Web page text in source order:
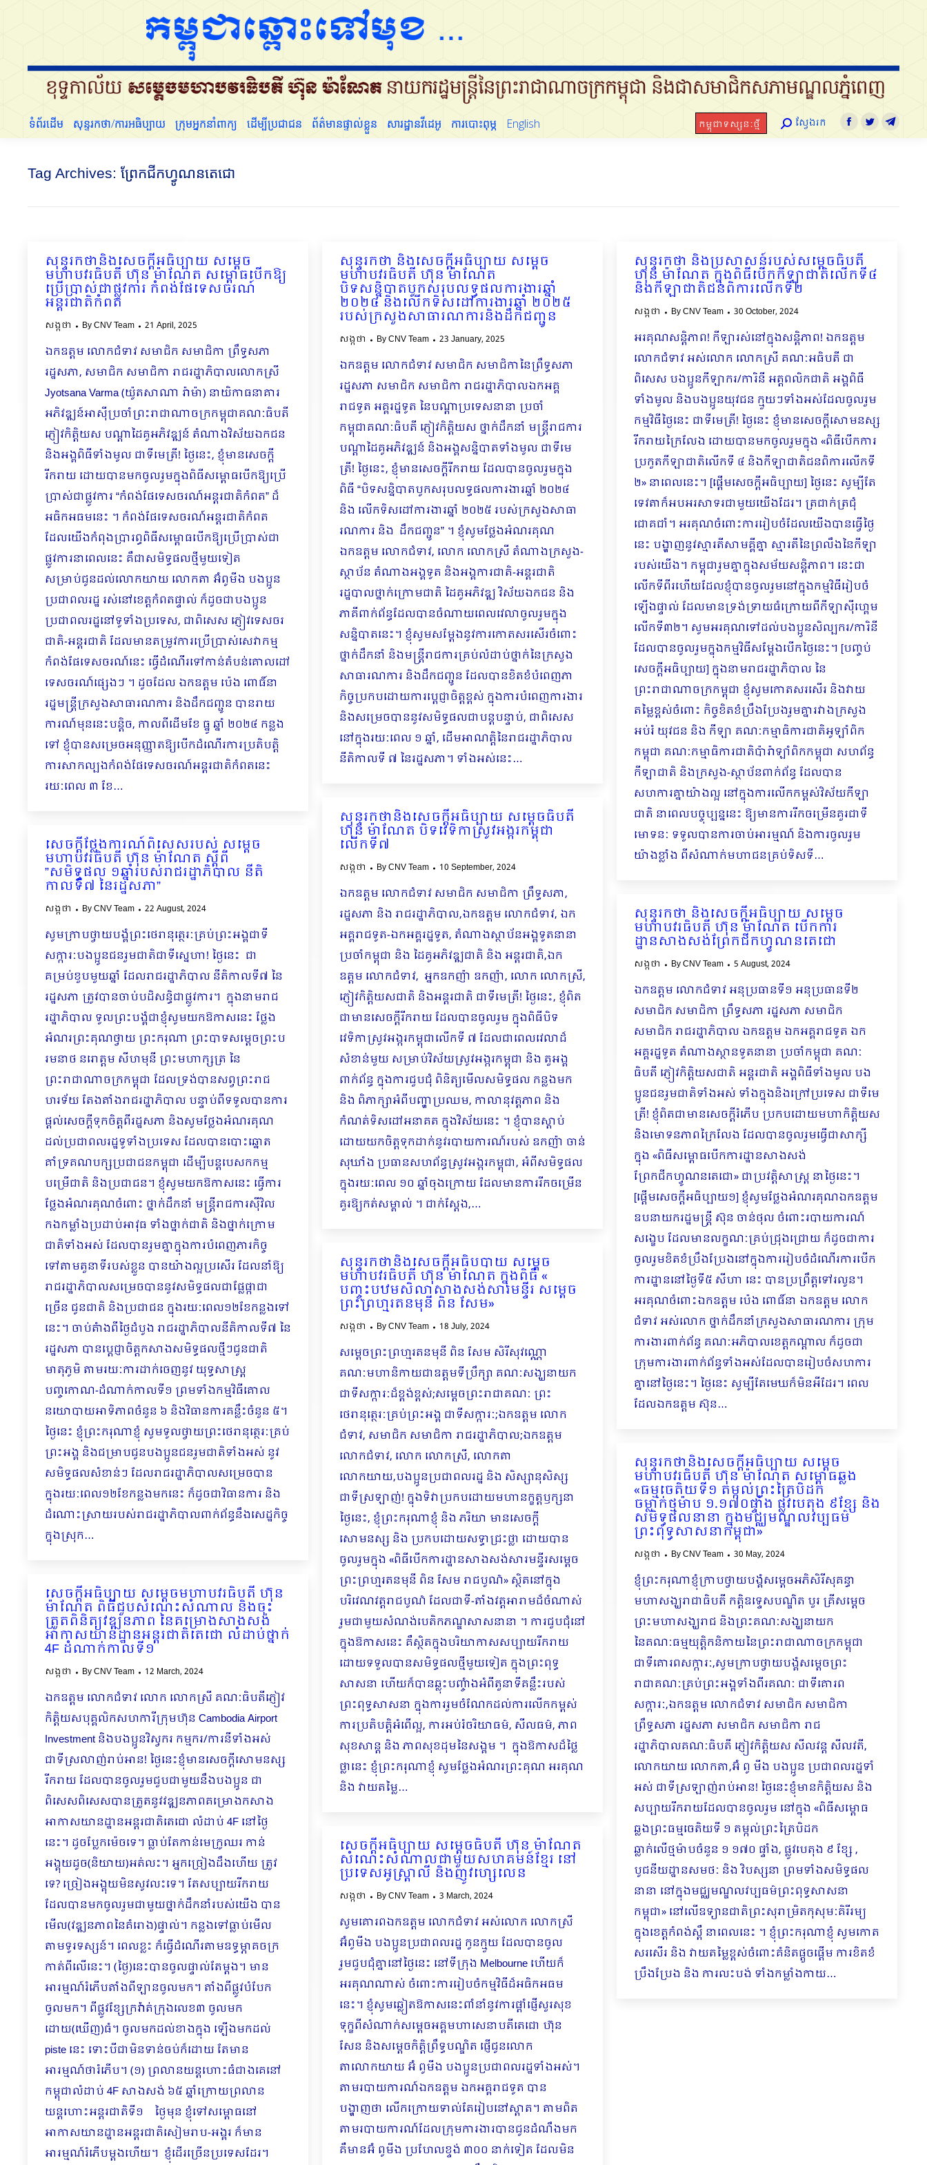
ទំព័រដើម សុន្ទរកថា/ការអធិប្បាយ ក្រុមអ្នកនាំពាក្យ ដើម្បីប្រជាជន ព័ត៌មានផ្ទាល់ខ្លួន សារដ្ឋានវីដេអូ ការបោះពុម្ភ English កម្ពុជាទស្សនៈថ្មី Search:
ស្វែងរក Facebook
Twitter
Tag Archives: ព្រែកជីកហ្វូណនតេជោ
សុន្ទរកថានិងសេចក្ដីអធិប្បាយ សម្ដេច
មហាបវរធិបតី ហ៊ុន ម៉ាណែត សម្ពោធបើកឱ្យ
ប្រើប្រាស់ជាផ្លូវការ កំពង់ផែទេសចរណ៍
អន្តរជាតិកំពត
សង្កថា ByCNV Team 21 April, 2025
ឯកឧត្តម លោកជំទាវ សមាជិក សមាជិកា ព្រឹទ្ធសភា
រដ្ឋសភា, សមាជិក សមាជិកា រាជរដ្ឋាភិបាលលោកស្រី
Jyotsana Varma (យ៉ូតសាណា រ៉ាម៉ា) នាយិកាធនាគារ
អភិវឌ្ឍន៍អាស៊ីប្រចាំព្រះរាជាណាចក្រកម្ពុជាគណៈធិបតី
ភ្ញៀវកិត្តិយស បណ្ដាដៃគូអភិវឌ្ឍន៍ តំណាងវិស័យឯកជន
និងអង្គពិធីទាំងមូល ជាទីមេត្រី! ថ្ងៃនេះ, ខ្ញុំមានសេចក្ដី
រីករាយ ដោយបានមកចូលរួមក្នុងពិធីសម្ពោធបើកឱ្យប្រើ
ប្រាស់ជាផ្លូវការ “កំពង់ផែទេសចរណ៍អន្តរជាតិកំពត” ដ៏
អធិកអធមនេះ ។ កំពង់ផែទេសចរណ៍អន្តរជាតិកំពត
ដែលយើងកំពុងប្រារព្ធពិធីសម្ពោធបើកឱ្យប្រើប្រាស់ជា
ផ្លូវការនាពេលនេះ គឺជាសមិទ្ធផលថ្មីមួយទៀត
សម្រាប់ជូនដល់លោកយាយ លោកតា អ៊ំពូមីង បងប្អូន
ប្រជាពលរដ្ឋ រស់នៅខេត្តកំពតផ្ទាល់ ក៏ដូចជាបងប្អូន
ប្រជាពលរដ្ឋនៅទូទាំងប្រទេស, ជាពិសេស ភ្ញៀវទេសចរ
ជាតិ-អន្តរជាតិ ដែលមានតម្រូវការប្រើប្រាស់សេវាកម្ម
កំពង់ផែទេសចរណ៍នេះ ធ្វើដំណើរទៅកាន់តំបន់គោលដៅ
ទេសចរណ៍ផ្សេងៗ ។ ដូចដែល ឯកឧត្តម ប៉េង ពោធិ៍នា
រដ្ឋមន្ត្រីក្រសួងសាធារណការ និងដឹកជញ្ជូន បានរាយ
ការណ៍មុននេះបន្តិច, កាលពីដើមខែ ធ្នូ ឆ្នាំ ២០២៤ កន្លង
ទៅ ខ្ញុំបានសម្រេចអនុញ្ញាតឱ្យបើកដំណើរការប្រតិបត្តិ
ការសាកល្បងកំពង់ផែទេសចរណ៍អន្តរជាតិកំពតនេះ
រយៈពេល ៣ ខែ…
សុន្ទរកថា និងសេចក្ដីអធិប្បាយ សម្ដេច
មហាបវរធិបតី ហ៊ុន ម៉ាណែត
បិទសន្និបាតបូកសរុបលទ្ធផលការងារឆ្នាំ
២០២៤ និងលើកទិសដៅការងារឆ្នាំ ២០២៥
របស់ក្រសួងសាធារណការនិងដឹកជញ្ជូន
សង្កថា ByCNV Team 23 January, 2025
ឯកឧត្តម លោកជំទាវ សមាជិក សមាជិកានៃព្រឹទ្ធសភា
រដ្ឋសភា សមាជិក សមាជិកា រាជរដ្ឋាភិបាលឯកអគ្គ
រាជទូត អគ្គរដ្ឋទូត នៃបណ្ដាប្រទេសនានា ប្រចាំ
កម្ពុជាគណៈធិបតី ភ្ញៀវកិត្តិយស ថ្នាក់ដឹកនាំ មន្រ្តីរាជការ
បណ្ដាដៃគូអភិវឌ្ឍន៍ និងអង្គសន្និបាតទាំងមូល ជាទីមេ
ត្រី! ថ្ងៃនេះ, ខ្ញុំមានសេចក្ដីរីករាយ ដែលបានចូលរួមក្នុង
ពិធី “បិទសន្និបាតបូកសរុបលទ្ធផលការងារឆ្នាំ ២០២៤
និង លើកទិសដៅការងារឆ្នាំ ២០២៥ របស់ក្រសួងសាធា
រណការ និង ដឹកជញ្ជូន” ។ ខ្ញុំសូមថ្លែងអំណរគុណ
ឯកឧត្ដម លោកជំទាវ, លោក លោកស្រី តំណាងក្រសួង-
ស្ថាប័ន តំណាងអង្គទូត និងអង្គការជាតិ-អន្តរជាតិ
រដ្ឋបាលថ្នាក់ក្រោមជាតិ ដៃគូអភិវឌ្ឍ វិស័យឯកជន និង
ភាគីពាក់ព័ន្ធដែលបានចំណាយពេលវេលាចូលរួមក្នុង
សន្និបាតនេះ។ ខ្ញុំសូមសម្ដែងនូវការកោតសរសើរចំពោះ
ថ្នាក់ដឹកនាំ និងមន្ត្រីរាជការគ្រប់លំដាប់ថ្នាក់នៃក្រសួង
សាធារណការ និងដឹកជញ្ជូន ដែលបានខិតខំបំពេញភា
កិច្ចប្រកបដោយការប្ដេជ្ញាចិត្តខ្ពស់ ក្នុងការបំពេញការងារ
និងសម្រេចបាននូវសមិទ្ធផលជាបន្តបន្ទាប់, ជាពិសេស
នៅក្នុងរយៈពេល ១ ឆ្នាំ, ដើមអាណត្តិនៃរាជរដ្ឋាភិបាល
នីតិកាលទី ៧ នៃរដ្ឋសភា។ ទាំងអស់នេះ…
សុន្ទរកថា និងប្រសាសន៍របស់សម្ដេចធិបតី
ហ៊ុន​ ម៉ាណែត ក្នុងពិធីបើកកីឡាជាតិលើកទី៤
និងកីឡាជាតិជនពិការលើកទី២
សង្កថា ByCNV Team 30 October, 2024
អរគុណសន្តិភាព! កីឡារស់នៅក្នុងសន្តិភាព! ឯកឧត្តម
លោកជំទាវ អស់លោក លោកស្រី គណៈអធិបតី ជា
ពិសេស បងប្អូនកីឡាករ/ការិនី អត្តពលិកជាតិ អង្គពិធី
ទាំងមូល និងបងប្អូនយុវជន ក្មួយៗទាំងអស់ដែលចូលរួម
កម្មវិធីថ្ងៃនេះ ជាទីមេត្រី! ថ្ងៃនេះ ខ្ញុំមានសេចក្តីសោមនស្ស
រីករាយក្រៃលែង ដោយបានមកចូលរួមក្នុង «ពិធីបើកការ
ប្រកួតកីឡាជាតិលើកទី ៤ និងកីឡាជាតិជនពិការលើកទី
២» នាពេលនេះ។ [ផ្ដើមសេចក្ដីអធិប្បាយ] ថ្ងៃនេះ សូម្បីតែ
ទេវតាក៏អបអរសាទរជាមួយយើងដែរ។​ ត្រជាក់ត្រជុំ
ជោគជាំ។ អរគុណចំពោះការរៀបចំដែលយើងបានធ្វើថ្ងៃ
នេះ បង្ហាញនូវស្មារតីសាមគ្គីគ្នា ស្មារតីនៃព្រលឹងនៃកីឡា
របស់យើង។ កម្ពុជារួមគ្នាក្នុងសម័យសន្តិភាព។ នេះជា
លើកទីពីរហើយដែលខ្ញុំបានចូលរួមនៅក្នុងកម្មវិធីរៀបចំ
ឡើងផ្ទាល់ ដែលមានទ្រង់ទ្រាយធំក្រោយពីកីឡាស៊ីហ្គេម
លើកទី៣២។ សូមអរគុណទៅដល់បងប្អូនសិល្បករ/ការិនី
ដែលបានចូលរួមក្នុងកម្មវិធីសម្ដែងបើកថ្ងៃនេះ។ [បញ្ចប់
សេចក្ដីអធិប្បាយ] ក្នុងនាមរាជរដ្ឋាភិបាល នៃ
ព្រះរាជាណាចក្រកម្ពុជា ខ្ញុំសូមកោតសរសើរ និងវាយ
តម្លៃខ្ពស់ចំពោះ កិច្ចខិតខំប្រឹងប្រែងរួមគ្នារវាងក្រសួង
អប់រំ យុវជន និង កីឡា គណៈកម្មាធិការជាតិអូឡាំពិក
កម្ពុជា គណៈកម្មាធិការជាតិប៉ារ៉ាឡាំពិកកម្ពុជា សហព័ន្ធ
កីឡាជាតិ និងក្រសួង-ស្ថាប័នពាក់ព័ន្ធ ដែលបាន
សហការគ្នាយ៉ាងល្អ នៅក្នុងការលើកកម្ពស់វិស័យកីឡា
ជាតិ នាពេលបច្ចុប្បន្ននេះ ឱ្យមានការរីកចម្រើនគួរជាទី
មោទនៈ ទទួលបានការចាប់អារម្មណ៍ និងការចូលរួម
យ៉ាងខ្លាំង ពីសំណាក់មហាជនគ្រប់ទិសទី…
សុន្ទរកថានិងសេចក្ដីអធិប្បាយ សម្ដេចធិបតី
ហ៊ុន ម៉ាណែត បិទវេទិកាស្រូវអង្ករកម្ពុជា
លើកទី៧
សង្កថា ByCNV Team 10 September, 2024
ឯកឧត្តម លោកជំទាវ សមាជិក សមាជិកា ព្រឹទ្ធសភា,
រដ្ឋសភា និង រាជរដ្ឋាភិបាល,ឯកឧត្តម លោកជំទាវ, ឯក
អគ្គរាជទូត-ឯកអគ្គរដ្ឋទូត, តំណាងស្ថាប័នអង្គទូតនានា
ប្រចាំកម្ពុជា និង ដៃគូអភិវឌ្ឍជាតិ និង អន្តរជាតិ,ឯក
ឧត្តម លោកជំទាវ, អ្នកឧកញ៉ា ឧកញ៉ា, លោក លោកស្រី,
ភ្ញៀវកិត្តិយសជាតិ និងអន្តរជាតិ ជាទីមេត្រី! ថ្ងៃនេះ, ខ្ញុំពិត
ជាមានសេចក្តីរីករាយ ដែលបាន​ចូលរួម​ ក្នុង​ពិធីបិទ
វេទិកាស្រូវអង្ករកម្ពុជាលើកទី​ ៧ ដែល​ជាពេលវេលាដ៏
សំខាន់មួយ សម្រាប់វិស័យស្រូវអង្ករកម្ពុជា និង តួអង្គ
ពាក់ព័ន្ធ ​ក្នុងការជួបជុំ ពិនិត្យមើលសមិទ្ធផល កន្លងមក​
និង ពិភាក្សាអំពីបញ្ហាប្រឈម, កាលានុវត្តភាព និង
កំណត់ទិសដៅអនាគត ក្នុងវិស័យនេះ ។ ខ្ញុំ​បាន​ស្តាប់
ដោយ​យកចិត្តទុកដាក់នូវ​របាយការណ៍របស់ ឧកញ៉ា ចាន់
សុឃាំង ប្រធានសហព័ន្ធស្រូវអង្ករកម្ពុជា, អំពីសមិទ្ធផល
ក្នុងរយៈពេល ១០ ឆ្នាំចុងក្រោយ ដែល​មានការរីកចម្រើន
គួរឱ្យកត់សម្គាល់ ។ ជាក់ស្តែង,…
សេចក្ដីថ្លែងការណ៍ពិសេសរបស់ សម្ដេច
មហាបវរធិបតី ហ៊ុន​ ម៉ាណែត ស្ដីពី
”សមិទ្ធផល ១ឆ្នាំរបស់រាជរដ្ឋាភិបាល នីតិ
កាលទី៧ នៃរដ្ឋសភា”
សង្កថា ByCNV Team 22 August, 2024
សូមក្រាបថ្វាយបង្គំព្រះថេរានុត្ថេរៈគ្រប់ព្រះអង្គ​ជាទី
សក្ការៈបងប្អូនជនរួមជាតិជាទីស្នេហា! ថ្ងៃនេះ​ ជា
គម្រប់ខួបមួយឆ្នាំ ដែលរាជរដ្ឋាភិបាល នីតិកាលទី៧ នៃ
រដ្ឋសភា ត្រូវបានចាប់បដិសន្ធិជាផ្លូវការ។ ក្នុងនាមរាជ
រដ្ឋាភិបាល ទូលព្រះបង្គំជាខ្ញុំសូមយកឱកាសនេះ ថ្លែង
អំណរព្រះគុណថ្វាយ ព្រះករុណា ព្រះបាទសម្តេចព្រះប
រមនាថ នរោត្តម សីហមុនី ព្រះមហាក្សត្រ នៃ
ព្រះរាជាណាចក្រកម្ពុជា ដែលទ្រង់បានសព្វព្រះរាជ
ហរទ័យ តែងតាំងរាជរដ្ឋាភិបាល បន្ទាប់ពីទទួលបានការ
ផ្តល់សេចក្តីទុកចិត្តពីរដ្ឋសភា និងសូមថ្លែងអំណរគុណ
ដល់ប្រជាពលរដ្ឋទូទាំងប្រទេស ដែលបានបោះឆ្នោត
គាំទ្រគណបក្សប្រជាជនកម្ពុជា ដើម្បីបន្តបេសកកម្ម
បម្រើជាតិ និងប្រជាជន។ ខ្ញុំសូមយកឱកាសនេះ ធ្វើការ
ថ្លែងអំណរគុណចំពោះ ថ្នាក់ដឹកនាំ មន្រ្តីរាជការស៊ីវិល
កងកម្លាំងប្រដាប់អាវុធ ទាំងថ្នាក់ជាតិ និងថ្នាក់ក្រោម
ជាតិទាំងអស់ ដែលបានរួមគ្នាក្នុងការបំពេញភារកិច្ច
ទៅតាមតួនាទីរបស់ខ្លួន ​បានយ៉ាងល្អប្រសើរ ដែលនាំឱ្យ
រាជរដ្ឋាភិបាលសម្រេចបាននូវសមិទ្ធផលជាផ្លែផ្កាជា
ច្រើន ជូនជាតិ និងប្រជាជន ក្នុងរយៈពេល១២ខែកន្លងទៅ
នេះ។​ ចាប់តំាងពីថ្ងៃដំបូង រាជរដ្ឋាភិបាលនីតិកាលទី៧ នៃ
រដ្ឋសភា បានប្តេជ្ញាចិត្តកសាងសមិទ្ធផលថ្មីៗជូនជាតិ
មាតុភូមិ តាមរយៈការដាក់ចេញនូវ យុទ្ធសាស្ត្រ
បញ្ចកោណ-ដំណាក់កាលទី១ ព្រមទាំងកម្មវិធីគោល
នយោបាយអាទិភាពចំនួន ៦ និងវិធានការគន្លឹះចំនួន ៥។
ថ្ងៃនេះ ខ្ញុំព្រះករុណាខ្ញុំ សូមទូលថ្វាយព្រះថេរានុត្ថេរៈគ្រប់
ព្រះអង្គ និងជម្រាបជូនបងប្អូនជនរួមជាតិទាំងអស់ នូវ
សមិទ្ធផលសំខាន់ៗ ដែលរាជរដ្ឋាភិបាលសម្រេចបាន
ក្នុងរយៈពេល១២ខែកន្លងមកនេះ ក៏ដូចជាវិធានការ និង
ដំណោះស្រាយរបស់រាជរដ្ឋាភិបាលពាក់ព័ន្ធនឹងសេដ្ឋកិច្ច
ក្នុងស្រុក…
សុន្ទរកថា និងសេចក្ដីអធិប្បាយ សម្ដេច
មហាបវរធិបតី ហ៊ុន ម៉ាណែត បើកការ
ដ្ឋានសាងសង់ព្រែកជីកហ្វូណនតេជោ
សង្កថា ByCNV Team 5 August, 2024
ឯកឧត្តម លោកជំទាវ អនុប្រធានទី១ អនុប្រធានទី២
សមាជិក សមាជិកា ព្រឹទ្ធសភា រដ្ឋសភា សមាជិក
សមាជិក រាជរដ្ឋាភិបាល ឯកឧត្ដម ឯកអគ្គរាជទូត ឯក
អគ្គរដ្ឋទូត តំណាងស្ថានទូតនានា ប្រចាំកម្ពុជា គណៈ
ធិបតី ភ្ញៀវកិត្តិយសជាតិ អន្តរជាតិ អង្គពិធីទាំងមូល បង
ប្អូនជនរួមជាតិទាំងអស់ ទាំងក្នុងនិងក្រៅប្រទេស ជាទីមេ
ត្រី! ខ្ញុំពិតជាមានសេចក្តីរំភើប ប្រកបដោយមហាកិត្តិយស
និងមោទនភាពក្រៃលែង ដែលបានចូលរួមធ្វើជាសាក្សី
ក្នុង «ពិធីសម្ពោធបើកការដ្ឋានសាងសង់
ព្រែកជីកហ្វូណនតេជោ» ជាប្រវត្តិសាស្រ្ត នាថ្ងៃនេះ។
[ផ្ដើមសេចក្ដីអធិប្បាយ១] ខ្ញុំសូមថ្លែងអំណរគុណឯកឧត្តម
ឧបនាយករដ្ឋមន្រ្តី ស៊ុន ចាន់ថុល ចំពោះរបាយការណ៍
សង្ខេប ដែលមានលក្ខណៈគ្រប់ជ្រុងជ្រោយ ក៏ដូចជាការ
ចូលរួមខិតខំប្រឹងប្រែងនៅក្នុងការរៀបចំដំណើរការបើក
ការដ្ឋាននៅថ្ងៃទី៥ សីហា នេះ បានប្រព្រឹត្តទៅរលូន។
អរគុណចំពោះឯកឧត្តម ប៉េង ពោធិ៍នា ឯកឧត្តម លោក
ជំទាវ អស់លោក ថ្នាក់ដឹកនាំក្រសួងសាធារណការ ក្រុម
ការងារពាក់ព័ន្ធ គណៈអភិបាលខេត្តកណ្ដាល ក៏ដូចជា
ក្រុមការងារពាក់ព័ន្ធទាំងអស់ដែលបានរៀបចំសហការ
គ្នានៅថ្ងៃនេះ។ ថ្ងៃនេះ សូម្បីតែមេឃក៏មិនអីដែរ។ ពេល
ដែលឯកឧត្តម ស៊ុន…
សុន្ទរកថានិងសេចក្តីអធិបបាយ សម្តេច
មហាបវរធិបតី ហ៊ុន ម៉ាណែត ក្នុងពិធី «
បញ្ចុះបឋមសិលាសាងសង់សារមន្ទីរ សម្តេច
ព្រះព្រហ្មរតនមុនី ពិន សែម»
សង្កថា ByCNV Team 18 July, 2024
សម្ដេចព្រះព្រហ្មរតនមុនី ពិន សែម សិរីសុវណ្ណោ
គណៈមហានិកាយជាឧត្តមទីប្រឹក្សា គណៈសង្ឃនាយក
ជាទីសក្ការៈដ៏ខ្ពង់ខ្ពស់;សម្តេចព្រះរាជាគណៈ ព្រះ
ថេរានុត្ថេរៈគ្រប់ព្រះអង្គ ជាទីសក្ការៈ;ឯកឧត្តម លោក
ជំទាវ, សមាជិក សមាជិកា រាជរដ្ឋាភិបាល;ឯកឧត្តម
លោកជំទាវ, លោក លោកស្រី, លោកតា
លោកយាយ,បងប្អូនប្រជាពលរដ្ឋ និង សិស្សានុសិស្ស
ជាទីស្រឡាញ់! ក្នុងទិវាប្រកបដោយមហានក្ខត្តឫក្សនា
ថ្ងៃនេះ, ខ្ញុំព្រះករុណាខ្ញុំ និង ភរិយា មានសេចក្តី
សោមនស្ស និង ប្រកបដោយសទ្ធាជ្រះថ្លា ដោយបាន
ចូលរួមក្នុង «ពិធីបើកការដ្ឋានសាងសង់សារមន្ទីរសម្តេច
ព្រះព្រហ្មរតនមុនី ពិន សែម រាជបូណ៌» ស្ថិតនៅក្នុង
បរិវេណវត្តរាជបូណ៌ ដែលជាទី-តាំងវត្តអារាមដ៏ចំណាស់
រួមជាមួយសំណង់បេតិកភណ្ឌសាសនានា ។ ការជួបជុំនៅ
ក្នុងឱកាសនេះ គឺស្ថិតក្នុងបរិយាកាសសប្បាយរីករាយ
ដោយទទួលបានសមិទ្ធផលថ្មីមួយទៀត ក្នុងព្រះពុទ្ធ
សាសនា ហើយក៏បានឆ្លុះបញ្ចំាងអំពីតួនាទីគន្លឹះរបស់
ព្រះពុទ្ធសាសនា ក្នុងការរួមចំណែកដល់ការលើកកម្ពស់
ការប្រតិបត្តិអំពើល្អ, ការអប់រំចរិយាធម៌, សីលធម៌, ភាព
សុខសាន្ត និង ភាពសុខដុមនៃសង្គម ។ ក្នុងឱកាសដ៏ថ្លៃ
ថ្លានេះ ខ្ញុំព្រះករុណាខ្ញុំ សូមថ្លែងអំណរព្រះគុណ អរគុណ
និង វាយតម្លៃ…
សុន្ទរកថានិងសេចក្តីអធិប្បាយ សម្តេច
មហាបវរធិបតី ហ៊ុន ម៉ាណែត សម្ពោធឆ្លង
«ធម្មចេតិយទី១ តម្កល់ព្រះត្រៃបិដក
ចម្លាក់ថ្មម៉ាប ១.១៧០ផ្ទាំង ផ្លូវបេតុង ៩ខ្សែ និង
សមិទ្ធផលនានា ក្នុងមជ្ឈមណ្ឌលវប្បធម៌
ព្រះពុទ្ធសាសនាកម្ពុជា»
សង្កថា ByCNV Team 30 May, 2024
ខ្ញុំព្រះករុណាខ្ញុំក្រាបថ្វាយបង្គំសម្តេចអភិសិរីសុគន្ធា
មហាសង្ឃរាជាធិបតី កត្តិឧទ្ទេសបណ្ឌិត បួរ គ្រីសម្តេច
ព្រះមហាសង្ឃរាជ និងព្រះគណៈសង្ឃនាយក
នៃគណៈធម្មយុត្តិកនិកាយនៃព្រះរាជាណាចក្រកម្ពុជា
ជាទីគោរពសក្ការៈ,សូមក្រាបថ្វាយបង្គំសម្តេចព្រះ
រាជាគណៈគ្រប់ព្រះអង្គទាំងពីរគណៈ ជាទីគោរព
សក្ការៈ,ឯកឧត្តម លោកជំទាវ សមាជិក សមាជិកា
ព្រឹទ្ធសភា រដ្ឋសភា សមាជិក សមាជិកា រាជ
រដ្ឋាភិបាលគណៈធិបតី ភ្ញៀវកិត្តិយស សីលវន្ត សីលវតី,
លោកយាយ លោកតា,អ៊ំ ពូ មីង បងប្អូន ប្រជាពលរដ្ឋទាំ
អស់ ជាទីស្រឡាញ់រាប់អាន! ថ្ងៃនេះខ្ញុំមានកិត្តិយស និង
សប្បាយរីករាយដែលបានចូលរួម នៅក្នុង «ពិធីសម្ពោធ
ឆ្លងព្រះធម្មចេតិយទី ១ តម្កល់ព្រះត្រៃបិដក
ឆ្លាក់លើថ្មម៉ាបចំនួន ១ ១៧០ ផ្ទាំង, ផ្លូវបេតុង ៩ ខ្សែ ,
បូជនីយដ្ឋានសមថៈ និង វិបស្សនា ព្រមទាំងសមិទ្ធផល
នានា នៅក្នុងមជ្ឈមណ្ឌលវប្បធម៌ព្រះពុទ្ធសាសនា
កម្ពុជា» នៅលើឧទ្យានជាតិព្រះសុរាម្រិតកុសុមៈគិរីរម្យ
ក្នុងខេត្តកំពង់ស្ពឺ នាពេលនេះ ។ ខ្ញុំព្រះករុណាខ្ញុំ សូមកោត
សរសើរ និង វាយតម្លៃខ្ពស់ចំពោះគំនិតផ្តួចផ្ដើម ការខិតខំ
ប្រឹងប្រែង និង ការលះបង់ ទាំងកម្លាំងកាយ…
សេចក្ដីអធិប្បាយ សម្ដេចមហាបវរធិបតី ហ៊ុន
ម៉ាណែត ពិធីជួបសំណេះសំណាល និងចុះ
ត្រួតពិនិត្យវឌ្ឍនភាព នៃគម្រោងសាងសង់
អាកាសយានដ្ឋានអន្តរជាតិតេជោ​ លំដាប់ថ្នាក់
4F ដំណាក់កាលទី១
សង្កថា ByCNV Team 12 March, 2024
ឯកឧត្តម លោកជំទាវ លោក លោកស្រី​ គណៈធិបតីភ្ញៀវ
កិត្តិយសបុគ្គលិកសហការីក្រុមហ៊ុន Cambodia Airport
Investment និងបងប្អូនវិស្វករ កម្មករ/ការនីទាំងអស់
ជាទីស្រលាញ់រាប់អាន! ថ្ងៃនេះខ្ញុំមានសេចក្ដីសោមនស្ស
រីករាយ ដែលបានចូលរួមជួបជាមួយនឹងបងប្អូន ជា
ពិសេសពិសេសបានត្រួតនូវវឌ្ឍនភាពគម្រោងកសាង
អាកាសយានដ្ឋានអន្តរជាតិតេជោ លំដាប់ 4F នៅថ្ងៃ
នេះ។ ដូចប្លែកម៉េចទេ។ ធ្លាប់តែកាន់មេក្រូឈរ កាន់
អង្គុយដូច(និយាយ)អត់លះ។ អ្នកច្រៀងដឹងហើយ ត្រូវ
ទេ? ច្រៀងអង្គុយមិនសូវលះទេ។ តែសប្បាយរីករាយ
ដែលបានមកចូលរួមជាមួយថ្នាក់ដឹកនាំរបស់យើង បាន
មើល(វឌ្ឍនភាពនៃគំរោង)ផ្ទាល់។ កន្លងទៅធ្លាប់មើល
តាមទូរទស្សន៍។ ពេលខ្លះ ក៏ធ្វើដំណើរតាមឧទ្ធម្ភាគចក្រ
កាត់ពីលើនេះ។ (ថ្ងៃ)នេះបានចូលផ្ទាល់តែម្ដង។ ​មាន
អារម្មណ៍រំភើបតាំងពីឡានចូលមក។ តាំងពីផ្លូវបំបែក
ចូលមក។ ពីផ្លូវខ្សែក្រវ៉ាត់ក្រុងលេខ៣ ចូលមក
ដោយ(ឃើញ)ធំ។ ចូលមកដល់ខាងក្នុង ឡើងមកដល់
piste នេះ ទោះបីជាមិនទាន់ចប់ក៏ដោយ តែមាន
អារម្មណ៍ថារំភើប។ (១) ព្រលានយន្តហោះធំជាងគេនៅ
កម្ពុជាលំដាប់ 4F សាងសង់ ៦៥ ឆ្នាំក្រោយព្រលាន
យន្តហោះអន្តរជាតិទី១ ថ្ងៃមុន ខ្ញុំទៅសម្ពោធនៅ
អាកាសយានដ្ឋានអន្តរជាតិសៀមរាប-អង្គរ ក៏មាន
អារម្មណ៍រំភើបម្ដងហើយ។ ខ្ញុំដើរច្រើនប្រទេសដែរ។
សេចក្ដីអធិប្បាយ សម្ដេចធិបតី ហ៊ុន ម៉ាណែត
សំណេះសំណាលជាមួយសហគមន៍ខ្មែរ នៅ
ប្រទេសអូស្រ្តាលី និងញូវហ្សេលេន
សង្កថា ByCNV Team 3 March, 2024
សូមគោរពឯកឧត្តម លោកជំទាវ អស់លោក លោកស្រី
អ៊ំពូមីង បងប្អូនប្រជាពលរដ្ឋ កូនក្មួយ ដែលបានចូល
រួមជួបជុំគ្នានៅថ្ងៃនេះ នៅទីក្រុង Melbourne ហើយក៏
អរគុណណាស់ ចំពោះការរៀបចំកម្មវិធីដ៏អធិកអធម
នេះ។ ខ្ញុំសូមឆ្លៀតឱកាសនេះពាំនាំនូវការផ្ដាំផ្ញើសួរសុខ
ទុក្ខពីសំណាក់សម្ដេចអគ្គមហាសេនាបតីតេជោ ហ៊ុន
សែន និងសម្ដេចកិតិ្តព្រឹទ្ធបណ្ឌិត ផ្ញើជូនលោក
តាលោកយាយ អ៊ំ ពូមីង បងប្អូនប្រជាពលរដ្ឋទាំងអស់។
តាមរបាយការណ៍ឯកឧត្តម ឯកអគ្គរាជទូត បាន
បង្ហាញថា លើកក្រោយទាល់តែរៀបនៅស្តាត។ តាមពិត
តាមរបាយការណ៍ដែលក្រុមការងារបានជូនដំណឹងមក
គឺមានអ៊ំ ពូមីង ប្រហែលខ្ទង់ ៣០០ នាក់ទៀត ដែលមិន
សុន្ទរកថា/ការអធិប្បាយ ក្រុមអ្នកនាំពាក្យ ដើម្បីប្រជាជន ព័ត៌មានផ្ទាល់ខ្លួន